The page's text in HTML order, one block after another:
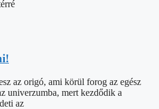
az origó, ami körül forog az egész
univerzumba, mert kezdődik a
az